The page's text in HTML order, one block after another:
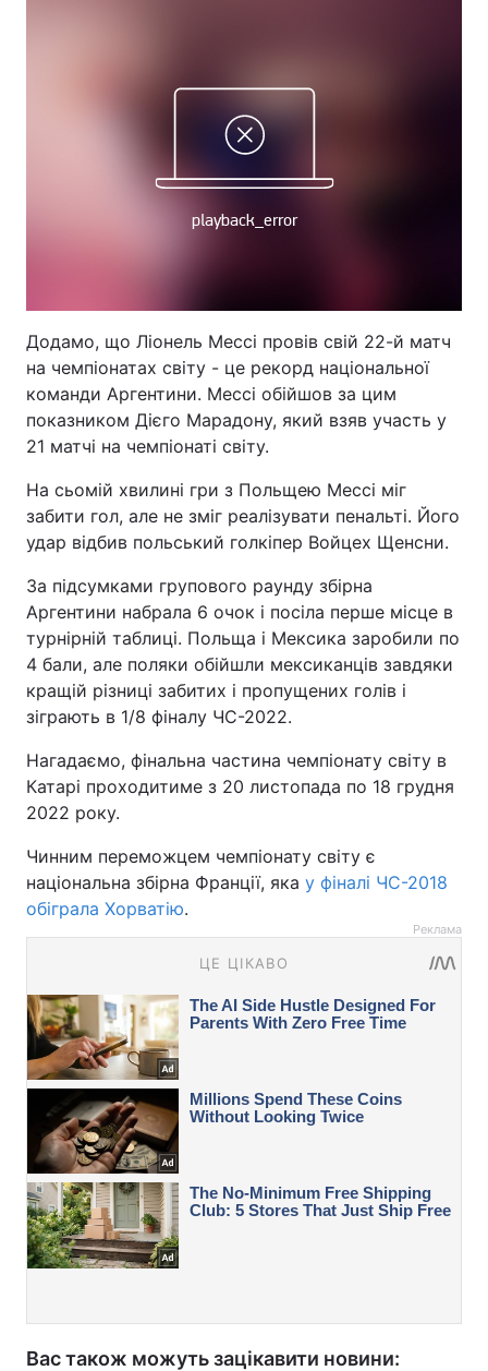
Додамо, що Ліонель Мессі провів свій 22-й матч
на чемпіонатах світу - це рекорд національної
команди Аргентини. Мессі обійшов за цим
показником Дієго Марадону, який взяв участь у
21 матчі на чемпіонаті світу.
На сьомій хвилині гри з Польщею Мессі міг
забити гол, але не зміг реалізувати пенальті. Його
удар відбив польський голкіпер Войцех Щенсни.
За підсумками групового раунду збірна
Аргентини набрала 6 очок і посіла перше місце в
турнірній таблиці. Польща і Мексика заробили по
4 бали, але поляки обійшли мексиканців завдяки
кращій різниці забитих і пропущених голів і
зіграють в 1/8 фіналу ЧС-2022.
Нагадаємо, фінальна частина чемпіонату світу в
Катарі проходитиме з 20 листопада по 18 грудня
2022 року.
Чинним переможцем чемпіонату світу є
національна збірна Франції, яка у фіналі ЧС-2018
обіграла Хорватію.
Реклама
Вас також можуть зацікавити новини: